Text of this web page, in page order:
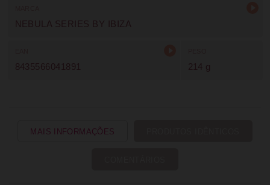
NEBULA SERIES BY IBIZA
8435566041891 214 g
MAIS INFORMAÇÕES